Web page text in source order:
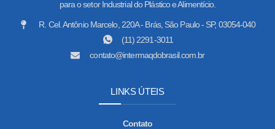
para o setor Industrial do Plástico e Alimentício.
R. Cel. Antônio Marcelo, 220A - Brás, São Paulo - SP, 03054-040
(11) 2291-3011
contato@intermaqdobrasil.com.br
LINKS ÚTEIS
Contato